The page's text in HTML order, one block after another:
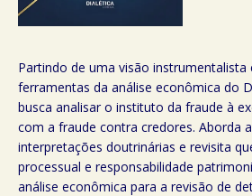
Partindo de uma visão instrumentalista
ferramentas da análise econômica do
busca analisar o instituto da fraude à
com a fraude contra credores. Aborda
interpretações doutrinárias e revisita
processual e responsabilidade
análise econômica para a revisão de